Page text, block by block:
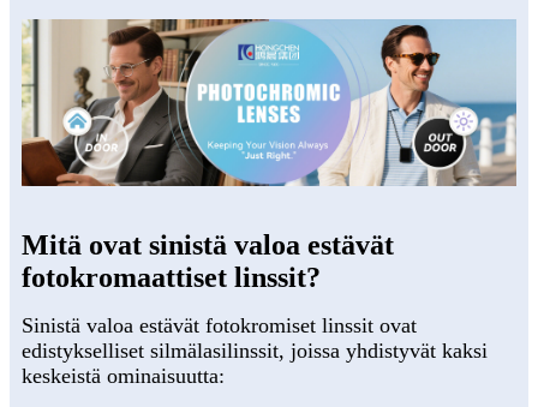
Mitä ovat sinistä valoa estävät
fotokromaattiset linssit?
Sinistä valoa estävät fotokromiset linssit ovat
edistykselliset silmälasilinssit, joissa yhdistyvät kaksi
keskeistä ominaisuutta: